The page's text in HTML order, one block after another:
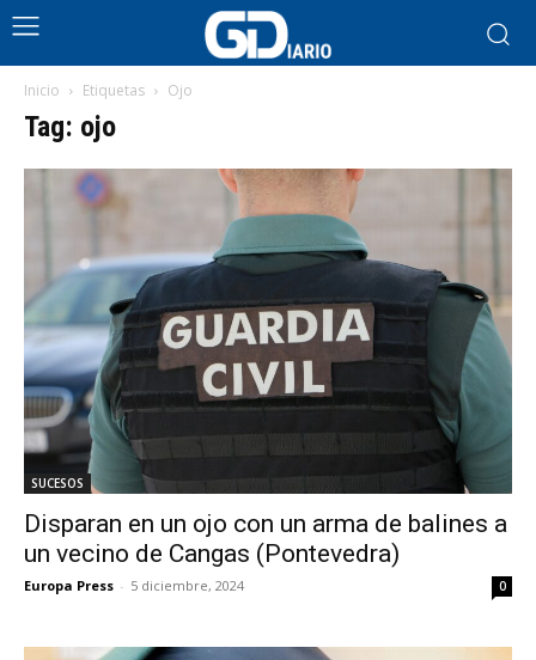
Inicio Etiquetas Ojo
Tag: ojo
SUCESOS
Disparan en un ojo con un arma de balines a
un vecino de Cangas (Pontevedra)
Europa Press - 5 diciembre, 2024 0